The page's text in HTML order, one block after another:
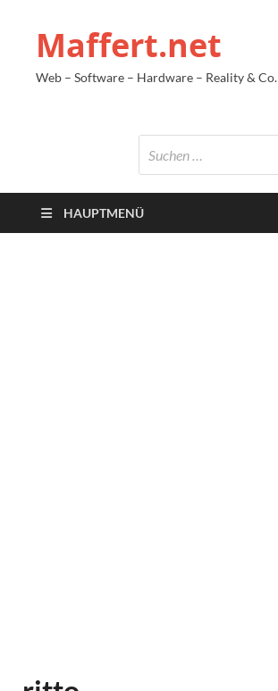
Maffert.net
Web – Software – Hardware – Reality & Co.
HAUPTMENÜ